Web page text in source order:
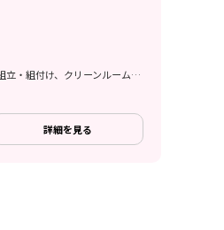
軽作業、検査、梱包・仕分け、組立・組付け、クリーンルーム、ライン作業、ハンダ付け、立ち作業
詳細を見る